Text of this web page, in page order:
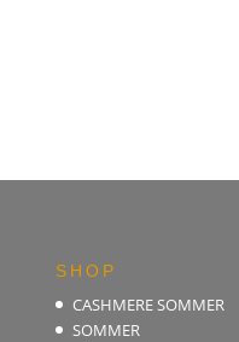
SHOP
CASHMERE SOMMER
SOMMER